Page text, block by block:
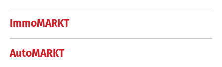
ImmoMARKT
AutoMARKT